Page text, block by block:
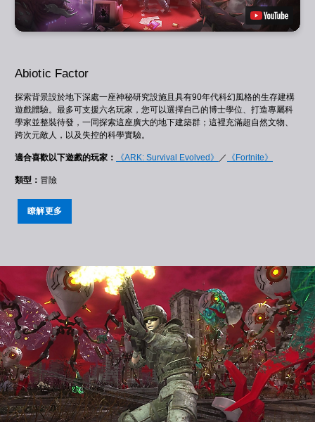
Abiotic Factor
探索背景設於地下深處一座神秘研究設施且具有90年代科幻風格的生存建構
遊戲體驗。最多可支援六名玩家，您可以選擇自己的博士學位、打造專屬科
學家並整裝待發，一同探索這座廣大的地下建築群；這裡充滿超自然文物、
跨次元敵人，以及失控的科學實驗。
適合喜歡以下遊戲的玩家： 《ARK: Survival Evolved》 ／ 《Fortnite》
類型： 冒險
瞭解更多